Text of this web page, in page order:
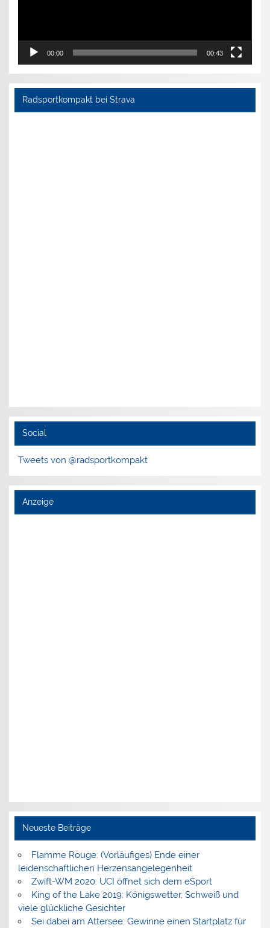
00:00 00:43
Radsportkompakt bei Strava
Social
Tweets von @radsportkompakt
Anzeige
Neueste Beiträge
Flamme Rouge: (Vorläufiges) Ende einer
leidenschaftlichen Herzensangelegenheit
Zwift-WM 2020: UCI öffnet sich dem eSport
King of the Lake 2019: Königswetter, Schweiß und
viele glückliche Gesichter
Sei dabei am Attersee: Gewinne einen Startplatz für